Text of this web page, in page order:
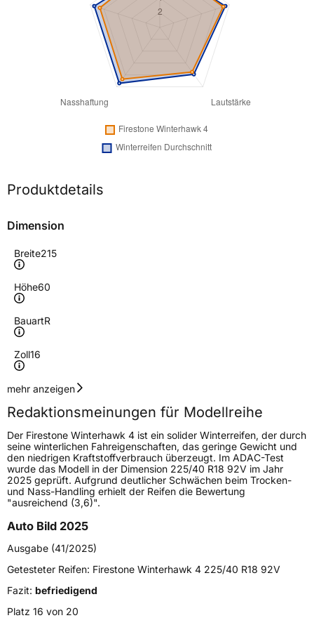
Produktdetails
Dimension
Breite215
Höhe60
BauartR
Zoll16
Geschwindigkeitsindex
Höchstgeschwindigkeit
210 km/h
Lastindex99
Höchstlast775 kg
Gewicht (in kg)9,3 kg
Generelle Merkmale
FahrzeugtypPKW
VerwendungWinterreifen
ModellnameWinterhawk 4
FahrzeugartPKW & SUV
mehr anzeigen
Redaktionsmeinungen für Modellreihe
Der Firestone Winterhawk 4 ist ein solider Winterreifen, der durch
seine winterlichen Fahreigenschaften, das geringe Gewicht und
den niedrigen Kraftstoffverbrauch überzeugt. Im ADAC-Test
wurde das Modell in der Dimension 225/40 R18 92V im Jahr
2025 geprüft. Aufgrund deutlicher Schwächen beim Trocken-
und Nass-Handling erhielt der Reifen die Bewertung
"ausreichend (3,6)".
Auto Bild 2025
Ausgabe (41/2025)
Getesteter Reifen: Firestone Winterhawk 4 225/40 R18 92V
Fazit: befriedigend
Platz 16 von 20